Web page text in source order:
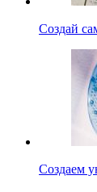
Создай
Создаем